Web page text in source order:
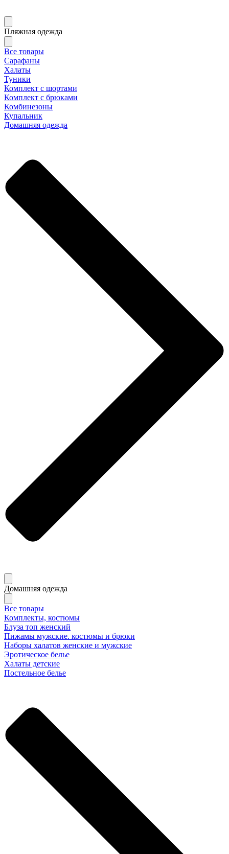
Пляжная одежда
Все товары
Сарафаны
Халаты
Туники
Комплект с шортами
Комплект с брюками
Комбинезоны
Купальник
Домашняя одежда
Домашняя одежда
Все товары
Комплекты, костюмы
Блуза топ женский
Пижамы мужские. костюмы и брюки
Наборы халатов женские и мужские
Эротическое белье
Халаты детские
Постельное белье